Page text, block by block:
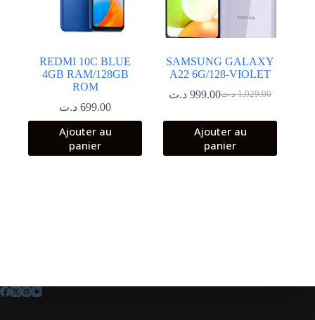
REDMI 10C BLUE
4GB RAM/128GB
ROM
699.00 د.ت
Ajouter au
panier
SAMSUNG GALAXY
A22 6G/128-VIOLET
1,029.00 د.ت
Le
initial
était :
999.00 د.ت
Le
actuel
est :
Ajouter au
panier